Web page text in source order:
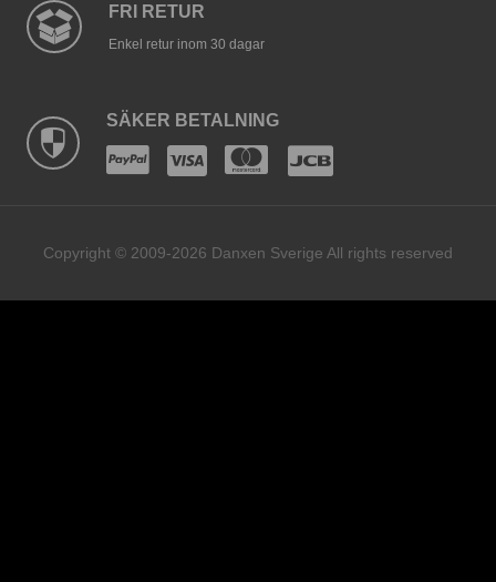
FRI RETUR
Enkel retur inom 30 dagar
SÄKER BETALNING
Copyright © 2009-2026 Danxen Sverige All rights reserved